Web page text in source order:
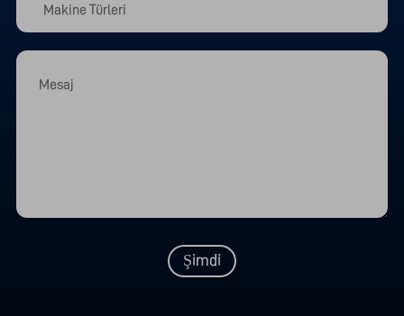
Şimdi